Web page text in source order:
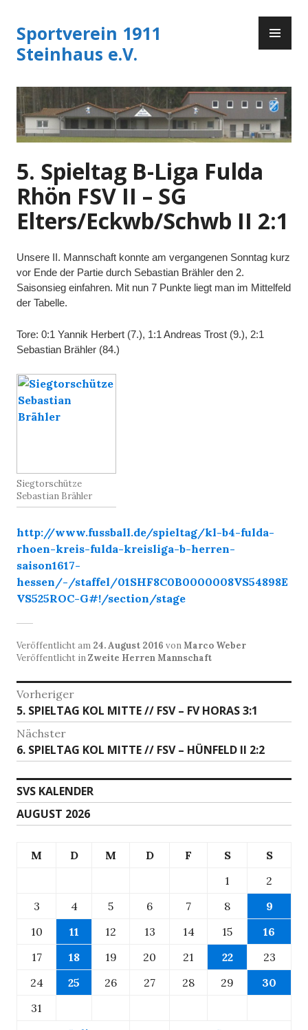
Inhalt
springen
Sportverein 1911
Steinhaus e.V.
5. Spieltag B-Liga Fulda
Rhön FSV II – SG
Elters/Eckwb/Schwb II 2:1
Unsere II. Mannschaft konnte am vergangenen Sonntag kurz
vor Ende der Partie durch Sebastian Brähler den 2.
Saisonsieg einfahren. Mit nun 7 Punkte liegt man im Mittelfeld
der Tabelle.
Tore: 0:1 Yannik Herbert (7.), 1:1 Andreas Trost (9.), 2:1
Sebastian Brähler (84.)
Siegtorschütze
Sebastian Brähler
http://www.fussball.de/spieltag/kl-b4-fulda-
rhoen-kreis-fulda-kreisliga-b-herren-
saison1617-
hessen/-/staffel/01SHF8C0B0000008VS54898E
VS525ROC-G#!/section/stage
Veröffentlicht am 24. August 2016 vonMarco Weber
Veröffentlicht inZweite Herren Mannschaft
Beitragsnavigation
Vorheriger
Vorheriger
Beitrag:
5. SPIELTAG KOL MITTE // FSV – FV HORAS 3:1
Nächster
Nächster
Beitrag:
6. SPIELTAG KOL MITTE // FSV – HÜNFELD II 2:2
SVS KALENDER
AUGUST 2026
M D M D F S
S
1
2
3
4 5 6 7 8
9
10
11 12 13 14 15
16
17
18 19 20 21 22
23
24
25 26 27 28 29
30
31